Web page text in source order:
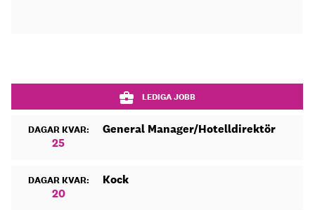
LEDIGA JOBB
DAGAR KVAR:
25
General Manager/Hotelldirektör
DAGAR KVAR:
20
Kock